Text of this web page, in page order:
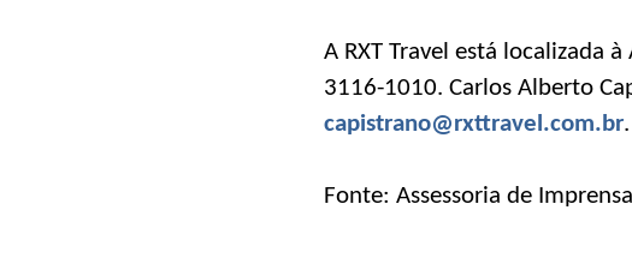
A RXT Travel está localizada
3116-1010. Carlos Alberto
capistrano@rxttravel.com.br.
Fonte: Assessoria de Imprensa